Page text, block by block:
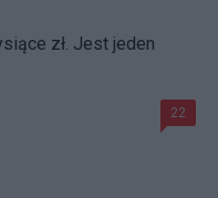
zł. Jest jeden
22